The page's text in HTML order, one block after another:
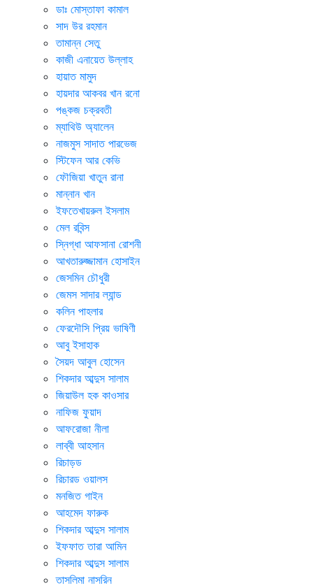
ডাঃ মোস্তাফা কামাল
সাদ উর রহমান
তামান্ন সেতু
কাজী এনায়েত উল্লাহ
হায়াত মামুদ
হায়দার আকবর খান রনো
পঙ্কজ চক্রবতী
ম্যাথিউ অ্যালেন
নাজমুস সাদাত পারভেজ
স্টিফেন আর কেভি
ফৌজিয়া খাতুন রানা
মান্নান খান
ইফতেখায়রুল ইসলাম
মেল রবিন্স
স্নিগ্ধা আফসানা রোশনী
আখতারুজ্জামান হোসাইন
জেসমিন চৌধুরী
জেমস সাদার ল্যান্ড
কলিন পাহলার
ফেরদৌসি প্রিয় ভাষিণী
আবু ইসাহাক
সৈয়দ আবুল হোসেন
শিকদার আব্দুস সালাম
জিয়াউল হক কাওসার
নাফিজ ফুয়াদ
আফরোজা নীলা
লাব্বী আহসান
রিচাড়ড
রিচারড ওয়ালস
মনজিত গাইন
আহমেদ ফারুক
শিকদার আব্দুস সালাম
ইফফাত তারা আমিন
শিকদার আব্দুস সালাম
তাসলিমা নাসরিন